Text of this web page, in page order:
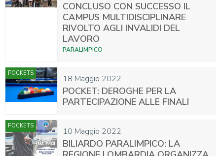
CONCLUSO CON SUCCESSO IL
CAMPUS MULTIDISCIPLINARE
RIVOLTO AGLI INVALIDI DEL
LAVORO
PARALIMPICO
18 Maggio 2022
POCKETS
POCKET: DEROGHE PER LA
PARTECIPAZIONE ALLE FINALI
10 Maggio 2022
POCKETS
BILIARDO PARALIMPICO: LA